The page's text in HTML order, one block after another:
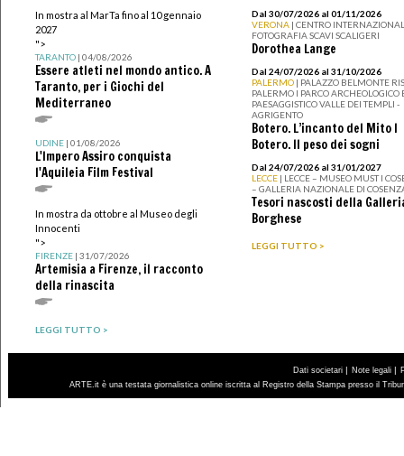
In mostra al MarTa fino al 10 gennaio
2027
">
TARANTO| 04/08/2026
Essere atleti nel mondo antico. A
Taranto, per i Giochi del
Mediterraneo
UDINE| 01/08/2026
L'Impero Assiro conquista
l'Aquileia Film Festival
In mostra da ottobre al Museo degli
Innocenti
">
FIRENZE| 31/07/2026
Artemisia a Firenze, il racconto
della rinascita
LEGGI TUTTO >
Dal 30/07/2026 al 01/11/2026
VERONA | CENTRO
FOTOGRAFIA SCAVI SCALIGERI
Dorothea Lange
Dal 24/07/2026 al 31/10/2026
PALERMO | PALAZZO BELMONTE
PALERMO I PARCO ARCHEOLOGICO
PAESAGGISTICO VALLE DEI TEMPLI -
AGRIGENTO
Botero. L’incanto del Mito I
Botero. Il peso dei sogni
Dal 24/07/2026 al 31/01/2027
LECCE | LECCE – MUSEO MUST I
– GALLERIA NAZIONALE DI
Tesori nascosti della
Borghese
LEGGI TUTTO >
Dati societari | Note legali |
ARTE.it è una testata giornalistica online iscritta al Registro della Stampa presso il